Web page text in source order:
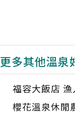
更多其他溫泉
福容大飯店 漁
櫻花溫泉休閒